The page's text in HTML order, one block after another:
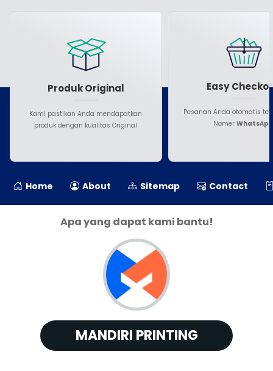
Produk Original
Kami pastikan Anda mendapatkan
produk dengan kualitas Original
Easy
Pesanan Anda otomatis
Nomer
Home About Sitemap Contact
Apa yang dapat kami bantu!
MANDIRI PRINTING